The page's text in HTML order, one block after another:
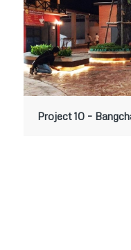
Project 10 –